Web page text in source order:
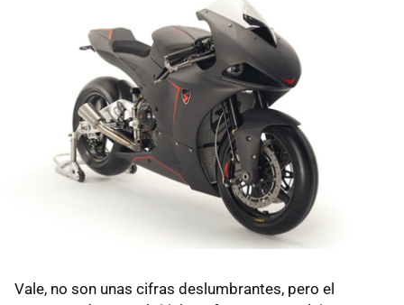
Vale, no son unas cifras deslumbrantes, pero el